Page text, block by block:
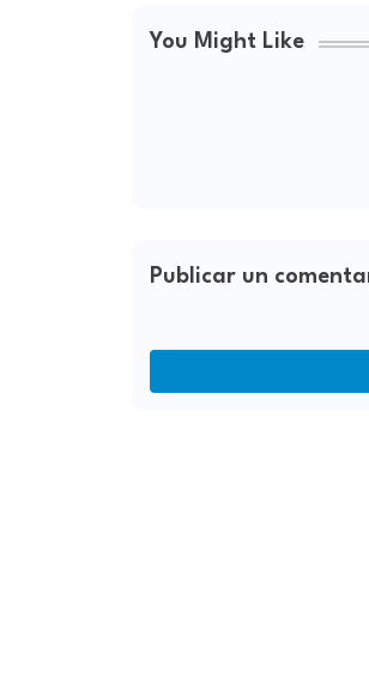
You Might Like
Publicar un